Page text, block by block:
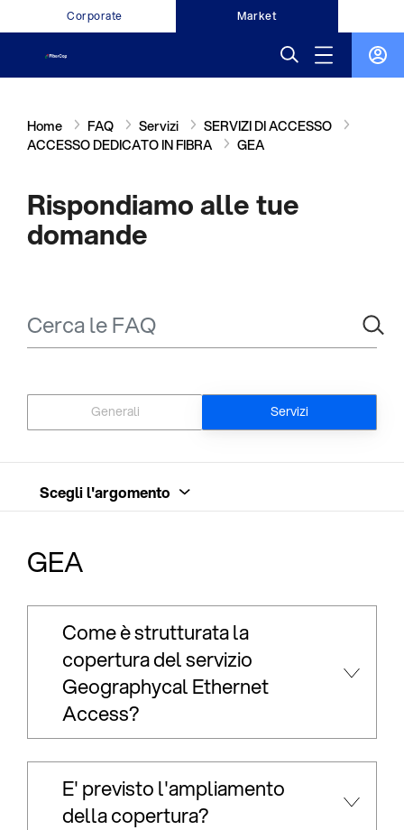
Corporate Market
Home FAQ Servizi
SERVIZI DI ACCESSO
ACCESSO DEDICATO IN FIBRA
GEA
Rispondiamo alle tue
domande
Generali Servizi
Scegli l'argomento
GEA
Come è strutturata la
copertura del servizio
Geographycal Ethernet
Access?
E' previsto l'ampliamento
della copertura?